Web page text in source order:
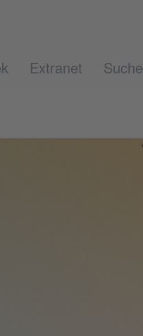
Extranet Suche